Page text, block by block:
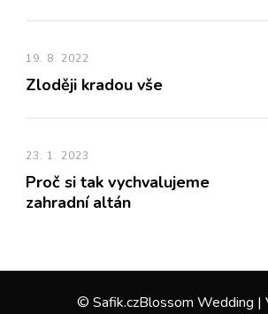
19. 8. 2022
Zloději kradou vše
23. 1. 2023
Proč si tak vychvalujeme
zahradní altán
© Safik.czBlossom Wedding |